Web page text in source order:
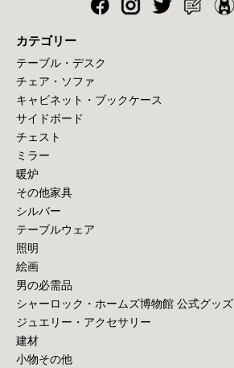
カテゴリー
テーブル・デスク
チェア・ソファ
キャビネット・ブックケース
サイドボード
チェスト
ミラー
暖炉
その他家具
シルバー
テーブルウェア
照明
絵画
男の必需品
シャーロック・ホームズ博物館 公式グッズ
ジュエリー・アクセサリー
建材
小物その他